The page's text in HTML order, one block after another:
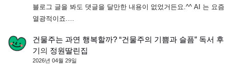
블로그 글을 봐도 댓글을 달만한 내용이 없었거든요.^^ AI 는 요즘
열광적이죠.…
건물주는 과연 행복할까? “건물주의 기쁨과 슬픔” 독서 후
기의 정원딸린집
2026년 04월 29일